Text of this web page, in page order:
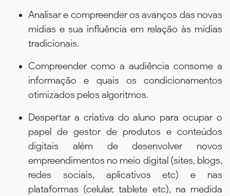
Analisar e compreender os avanços das novas
mídias e sua influência em relação às mídias
tradicionais.
Compreender como a audiência consome a
informação e quais os condicionamentos
otimizados pelos algoritmos.
Despertar a criativa do aluno para ocupar o
papel de gestor de produtos e conteúdos
digitais além de desenvolver novos
empreendimentos no meio digital (sites, blogs,
redes sociais, aplicativos etc) e nas
plataformas (celular, tablete etc), na medida